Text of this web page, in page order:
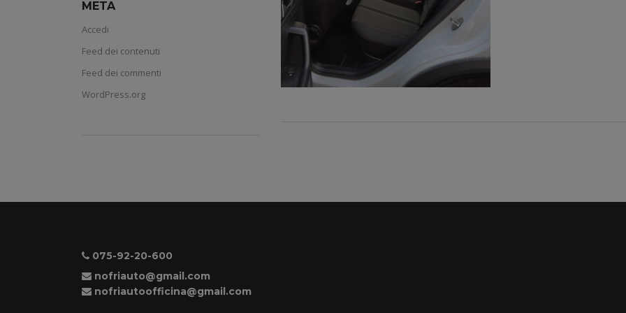
META
Accedi
Feed dei contenuti
Feed dei commenti
WordPress.org
075-92-20-600
nofriauto@gmail.com
nofriautoofficina@gmail.com